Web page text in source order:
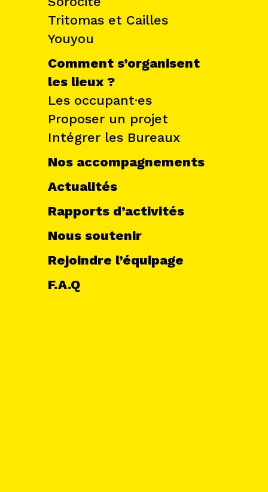
Tritomas et Cailles
Youyou
Comment s’organisent
les lieux ?
Les occupant·es
Proposer un projet
Intégrer les Bureaux
Nos accompagnements
Actualités
Rapports d’activités
Nous soutenir
Rejoindre l’équipage
F.A.Q